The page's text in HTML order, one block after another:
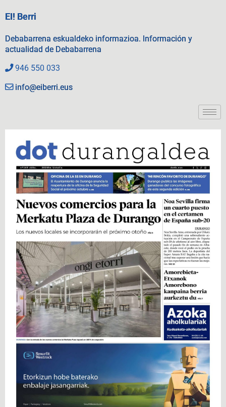
EI! Berri
Debabarrena eskualdeko informazioa. Información y
actualidad de Debabarrena
946 550 033
info@eiberri.eus